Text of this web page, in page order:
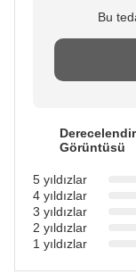
Bu
Görüntüsü
5 yıldızlar
4 yıldızlar
3 yıldızlar
2 yıldızlar
1 yıldızlar